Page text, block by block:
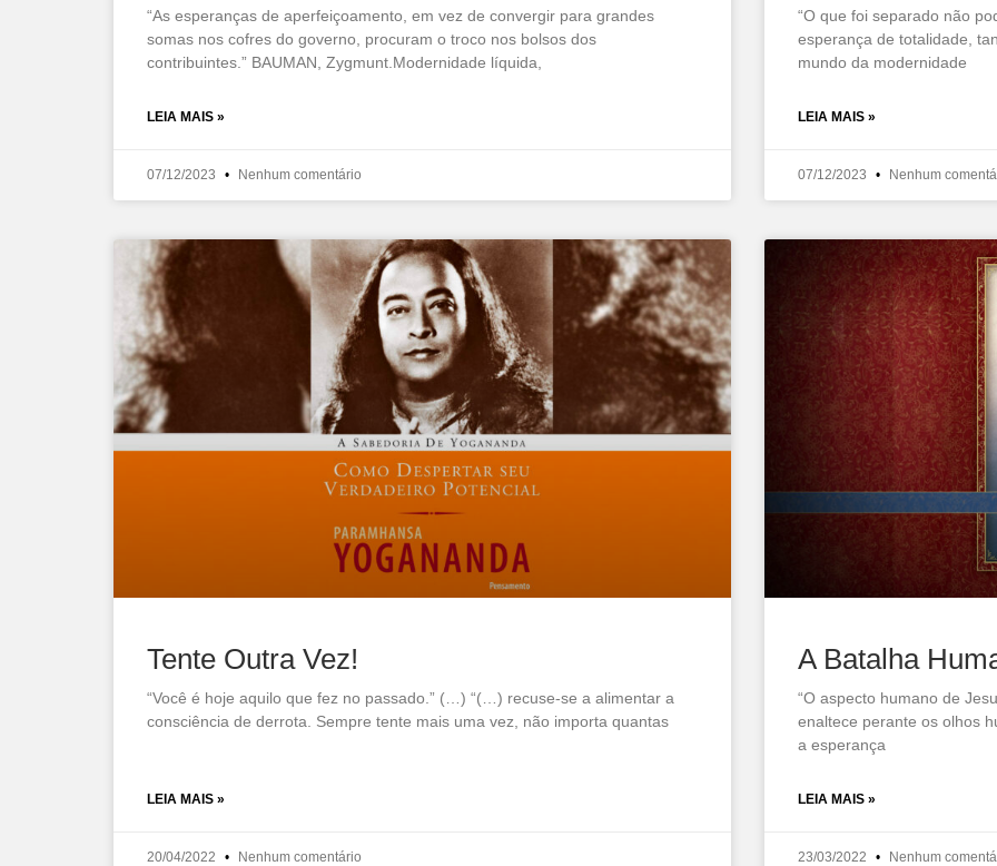
“As esperanças de aperfeiçoamento, em vez de convergir para grandes
somas nos cofres do governo, procuram o troco nos bolsos dos
contribuintes.” BAUMAN, Zygmunt.Modernidade líquida,
LEIA MAIS »
07/12/2023 Nenhum comentário
“O que foi separado não
esperança de totalidade,
mundo da modernidade
LEIA MAIS »
07/12/2023 Nenhum
Tente Outra Vez!
“Você é hoje aquilo que fez no passado.” (…) “(…) recuse-se a alimentar a
consciência de derrota. Sempre tente mais uma vez, não importa quantas
LEIA MAIS »
20/04/2022 Nenhum comentário
A Batalha
“O aspecto humano de
enaltece perante os olhos
a esperança
LEIA MAIS »
23/03/2022 Nenhum